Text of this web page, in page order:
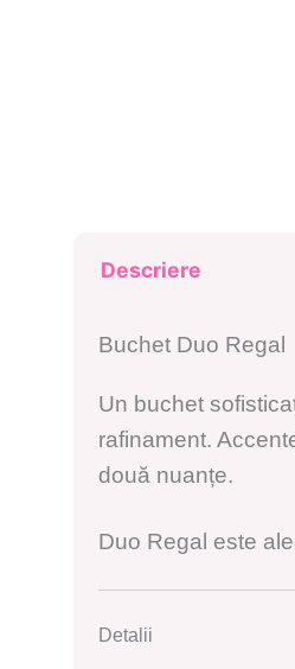
Descriere
Buchet Duo Regal
Un buchet
rafinament.
două nuanțe.
Duo Regal este
Detalii